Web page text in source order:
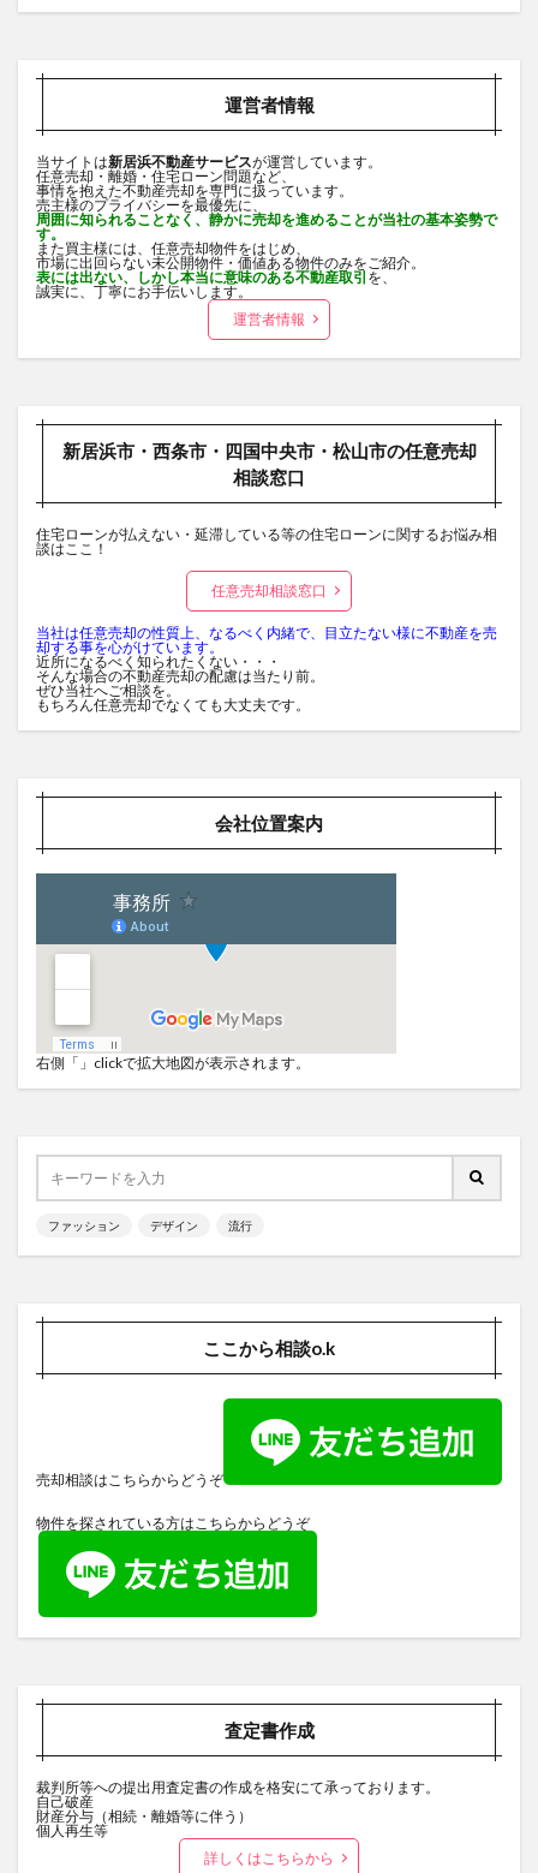
運営者情報
当サイトは新居浜不動産サービスが運営しています。
任意売却・離婚・住宅ローン問題など、
事情を抱えた不動産売却を専門に扱っています。
売主様のプライバシーを最優先に、
周囲に知られることなく、静かに売却を進めることが当社の基本姿勢で
す。
また買主様には、任意売却物件をはじめ、
市場に出回らない未公開物件・価値ある物件のみをご紹介。
表には出ない、しかし本当に意味のある不動産取引 を、
誠実に、丁寧にお手伝いします。
運営者情報
新居浜市・西条市・四国中央市・松山市の任意売却
相談窓口
住宅ローンが払えない・延滞している等の住宅ローンに関するお悩み相
談はここ！
任意売却相談窓口
当社は任意売却の性質上、なるべく内緒で、目立たない様に不動産を売
却する事を心がけています。
近所になるべく知られたくない・・・
そんな場合の不動産売却の配慮は当たり前。
ぜひ当社へご相談を。
もちろん任意売却でなくても大丈夫です。
会社位置案内
右側「」clickで拡大地図が表示されます。
ファッション デザイン 流行
ここから相談o.k
売却相談はこちらからどうぞ
物件を探されている方はこちらからどうぞ
査定書作成
裁判所等への提出用査定書の作成を格安にて承っております。
自己破産
財産分与（相続・離婚等に伴う）
個人再生等
詳しくはこちらから